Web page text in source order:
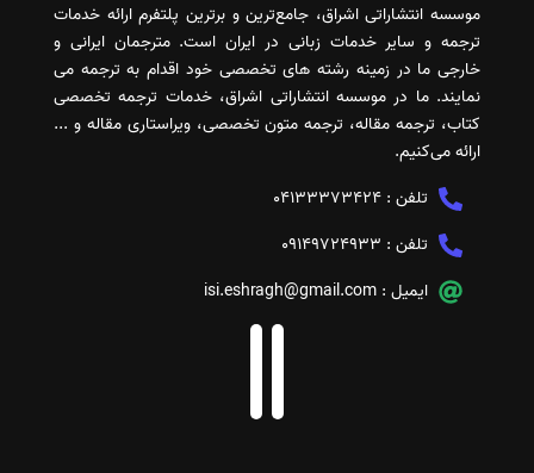
موسسه انتشاراتی اشراق، جامع‌ترین و برترین پلتفرم ارائه خدمات
ترجمه و سایر خدمات زبانی در ایران است. مترجمان ایرانی و
خارجی ما در زمینه رشته های تخصصی خود اقدام به ترجمه می
نمایند. ما در موسسه انتشاراتی اشراق، خدمات ترجمه تخصصی
کتاب، ترجمه مقاله، ترجمه متون تخصصی، ویراستاری مقاله و ...
ارائه می‌کنیم.
تلفن : 04133373424
تلفن : 09149724933
ایمیل : isi.eshragh@gmail.com